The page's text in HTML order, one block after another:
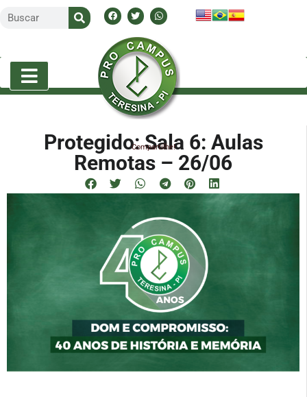
Protegido: Sala 6: Aulas
Remotas – 26/06
Compartilhe!